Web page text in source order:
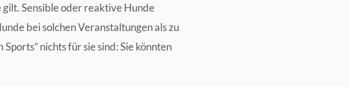
Sensible oder reaktive Hunde
bei solchen Veranstaltungen als zu
nichts für sie sind: Sie könnten